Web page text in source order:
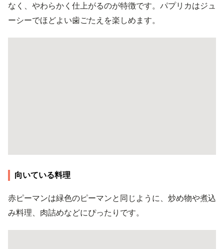
なく、やわらかく仕上がるのが特徴です。パプリカはジュ
ーシーでほどよい歯ごたえを楽しめます。
向いている料理
赤ピーマンは緑色のピーマンと同じように、炒め物や煮込
み料理、肉詰めなどにぴったりです。